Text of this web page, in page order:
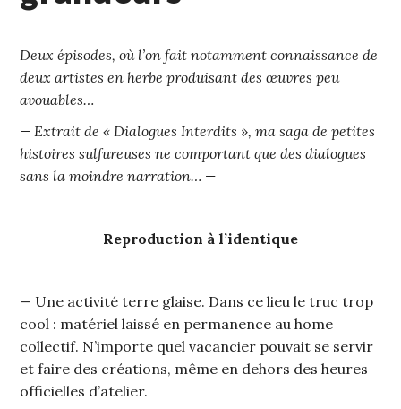
Deux épisodes, où l’on fait notamment connaissance de
deux artistes en herbe produisant des œuvres peu
avouables…
— Extrait de « Dialogues Interdits », ma saga de petites
histoires sulfureuses ne comportant que des dialogues
sans la moindre narration… —
Reproduction à l’identique
— Une activité terre glaise. Dans ce lieu le truc trop
cool : matériel laissé en permanence au home
collectif. N’importe quel vacancier pouvait se servir
et faire des créations, même en dehors des heures
officielles d’atelier.